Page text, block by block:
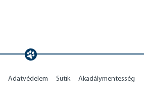
Adatvédelem Sütik Akadálymentesség